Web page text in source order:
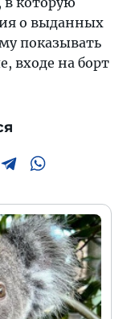
о выданных
показывать
входе на борт